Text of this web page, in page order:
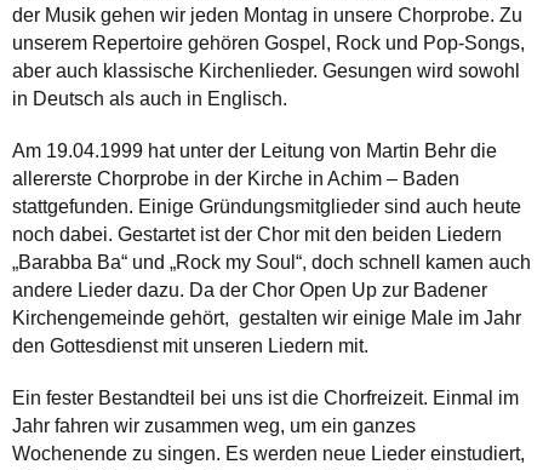
der Musik gehen wir jeden Montag in unsere Chorprobe. Zu
unserem Repertoire gehören Gospel, Rock und Pop-Songs,
aber auch klassische Kirchenlieder. Gesungen wird sowohl
in Deutsch als auch in Englisch.
Am 19.04.1999 hat unter der Leitung von Martin Behr die
allererste Chorprobe in der Kirche in Achim – Baden
stattgefunden. Einige Gründungsmitglieder sind auch heute
noch dabei. Gestartet ist der Chor mit den beiden Liedern
„Barabba Ba“ und „Rock my Soul“, doch schnell kamen auch
andere Lieder dazu. Da der Chor Open Up zur Badener
Kirchengemeinde gehört, gestalten wir einige Male im Jahr
den Gottesdienst mit unseren Liedern mit.
Ein fester Bestandteil bei uns ist die Chorfreizeit. Einmal im
Jahr fahren wir zusammen weg, um ein ganzes
Wochenende zu singen. Es werden neue Lieder einstudiert,